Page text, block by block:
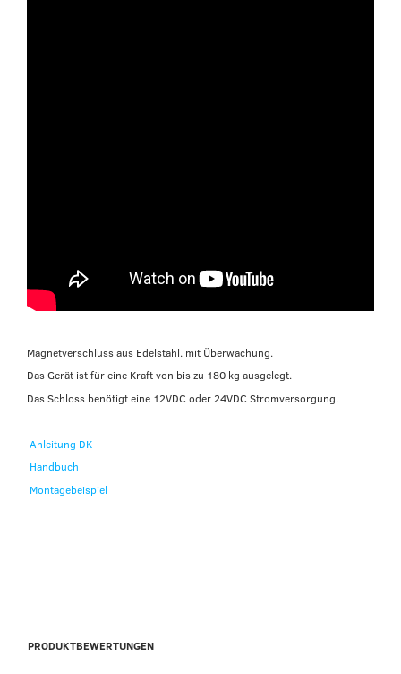
Magnetverschluss aus Edelstahl. mit Überwachung.
Das Gerät ist für eine Kraft von bis zu 180 kg ausgelegt.
Das Schloss benötigt eine 12VDC oder 24VDC Stromversorgung.
Anleitung DK
Handbuch
Montagebeispiel
PRODUKTBEWERTUNGEN